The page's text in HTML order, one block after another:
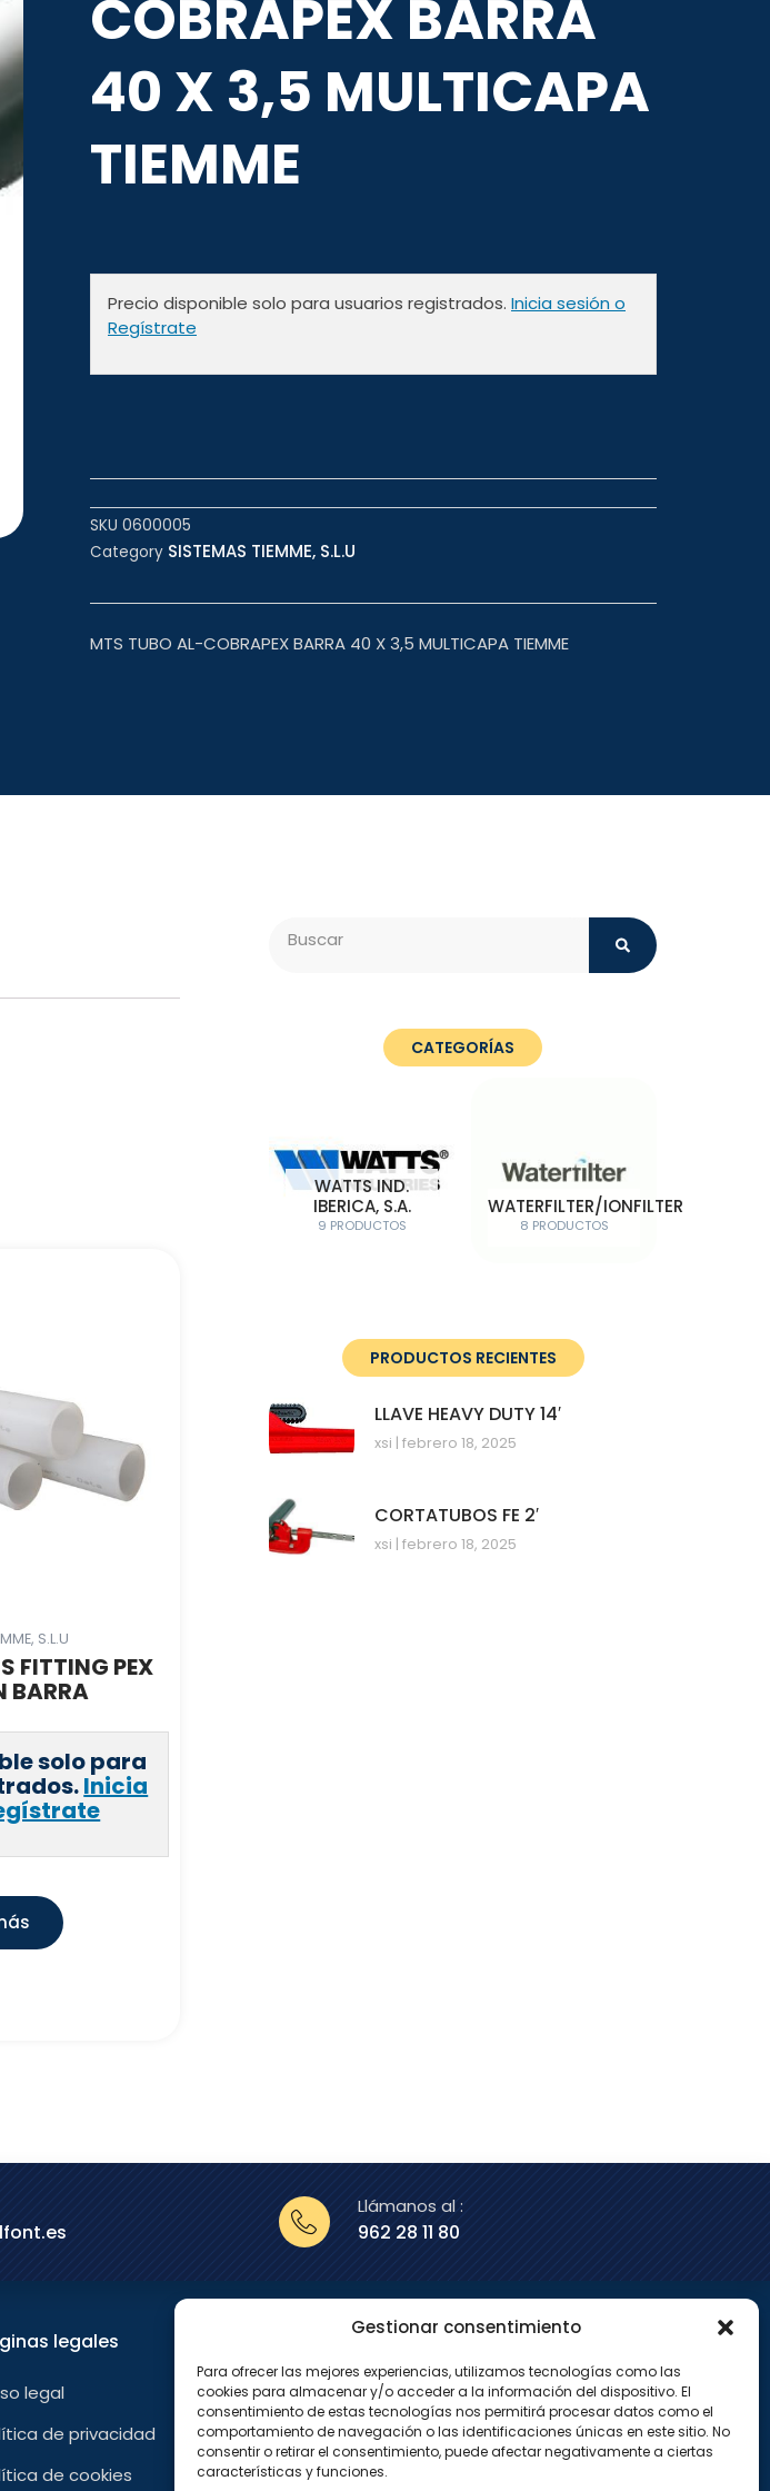
Gestionar consentimiento
Para ofrecer las mejores experiencias, utilizamos tecnologías como las
cookies para almacenar y/o acceder a la información del dispositivo. El
consentimiento de estas tecnologías nos permitirá procesar datos como el
comportamiento de navegación o las identificaciones únicas en este sitio. No
consentir o retirar el consentimiento, puede afectar negativamente a ciertas
características y funciones.
COBRAPEX BARRA
40 X 3,5 MULTICAPA
TIEMME
Precio disponible solo para usuarios registrados. Inicia sesión o
Regístrate
SKU 0600005
Category SISTEMAS TIEMME, S.L.U
MTS TUBO AL-COBRAPEX BARRA 40 X 3,5 MULTICAPA TIEMME
S.L.U
FITTING PEX
BARRA
solo para
Inicia
CATEGORÍAS
WATTS IND.
IBERICA, S.A.
9 PRODUCTOS
WATERFILTER/IONFILTER
8 PRODUCTOS
PRODUCTOS RECIENTES
LLAVE HEAVY DUTY 14′
xsi febrero 18, 2025
CORTATUBOS FE 2′
xsi febrero 18, 2025
Llámanos al :
962 28 11 80
legales
legal
de privacidad
de cookies
F
a
c
e
b
o
o
X
-
t
w
i
t
t
I
n
s
t
a
g
r